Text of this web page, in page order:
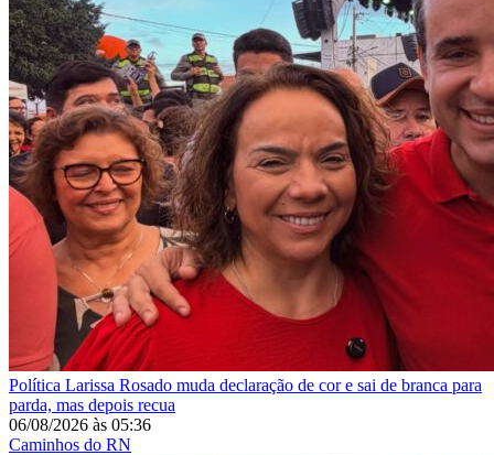
Política Larissa Rosado muda declaração de cor e sai de branca para
parda, mas depois recua
06/08/2026 às 05:36
Caminhos do RN